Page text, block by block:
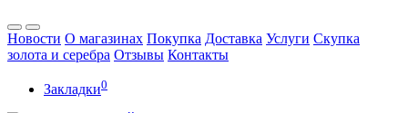
Новости О магазинах Покупка Доставка Услуги Скупка
золота и серебра Отзывы Контакты
Закладки0